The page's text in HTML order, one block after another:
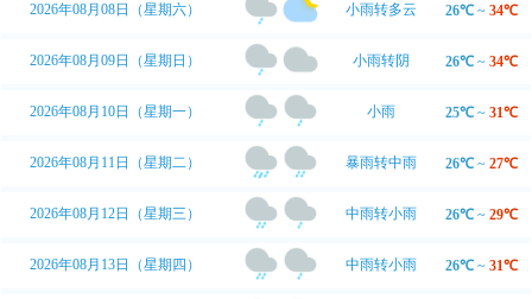
2026年08月08日（星期六） 小雨转多云 26℃~ 34℃
2026年08月09日（星期日） 小雨转阴 26℃~ 34℃
2026年08月10日（星期一） 小雨 25℃~ 31℃
2026年08月11日（星期二） 暴雨转中雨 26℃~ 27℃
2026年08月12日（星期三） 中雨转小雨 26℃~ 29℃
2026年08月13日（星期四） 中雨转小雨 26℃~ 31℃